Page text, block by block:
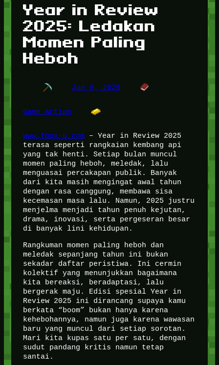
Year in Review
2025: Ledakan
Momen Paling
Heboh
Jan 9, 2026
Game Action
www.foox-u.com– Year in Review 2025
terasa seperti rangkaian kembang api
yang tak henti. Setiap bulan muncul
momen paling heboh, meledak, lalu
menguasai percakapan publik. Banyak
dari kita masih mengingat awal tahun
dengan rasa canggung, membawa sisa
kecemasan masa lalu. Namun, 2025 justru
menjelma menjadi tahun penuh kejutan,
drama, inovasi, serta pergeseran besar
di banyak lini kehidupan.
Rangkuman momen paling heboh dan
meledak sepanjang tahun ini bukan
sekadar daftar peristiwa. Ini cermin
kolektif yang menunjukkan bagaimana
kita bereaksi, beradaptasi, lalu
bergerak maju. Edisi spesial Year in
Review 2025 ini dirancang supaya kamu
berkata “boom” bukan hanya karena
kehebohannya, namun juga karena wawasan
baru yang muncul dari setiap sorotan.
Mari kita kupas satu per satu, dengan
sudut pandang kritis namun tetap
santai.